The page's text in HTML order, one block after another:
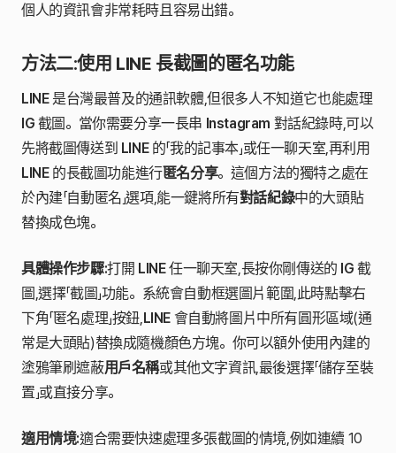
個人的資訊會非常耗時且容易出錯。
方法二:使用 LINE 長截圖的匿名功能
LINE是台灣最普及的通訊軟體,但很多人不知道它也能處理
IG 截圖。當你需要分享一長串 Instagram 對話紀錄時,可以
先將截圖傳送到 LINE的「我的記事本」或任一聊天室,再利用
LINE的長截圖功能進行匿名分享。這個方法的獨特之處在
於內建「自動匿名」選項,能一鍵將所有對話紀錄中的大頭貼
替換成色塊。
具體操作步驟:打開 LINE任一聊天室,長按你剛傳送的 IG 截
圖,選擇「截圖」功能。系統會自動框選圖片範圍,此時點擊右
下角「匿名處理」按鈕,LINE 會自動將圖片中所有圓形區域(通
常是大頭貼)替換成隨機顏色方塊。你可以額外使用內建的
塗鴉筆刷遮蔽用戶名稱或其他文字資訊,最後選擇「儲存至裝
置」或直接分享。
適用情境:適合需要快速處理多張截圖的情境,例如連續 10